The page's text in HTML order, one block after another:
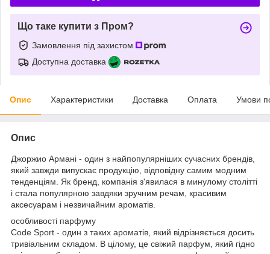
Що таке купити з Пром?
Замовлення під захистом
Доступна доставка
Опис Характеристики Доставка Оплата Умови
Опис
Джоржио Армані - один з найпопулярніших сучасних брендів,
який завжди випускає продукцію, відповідну самим модним
тенденціям. Як бренд, компанія з'явилася в минулому столітті
і стала популярною завдяки зручним речам, красивим
аксесуарам і незвичайним ароматів.
особливості парфуму
Code Sport - один з таких ароматів, який відрізняється досить
тривіальним складом. В цілому, це свіжий парфум, який гідно